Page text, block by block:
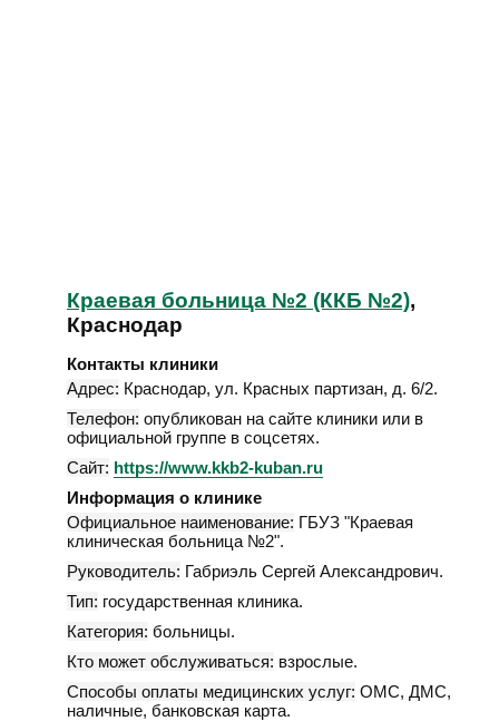
Краевая больница №2 (ККБ №2),
Краснодар
Контакты клиники
Адрес: Краснодар, ул. Красных партизан, д. 6/2.
Телефон: опубликован на сайте клиники или в
официальной группе в соцсетях.
Сайт: https://www.kkb2-kuban.ru
Информация о клинике
Официальное наименование: ГБУЗ "Краевая
клиническая больница №2".
Руководитель: Габриэль Сергей Александрович.
Тип: государственная клиника.
Категория: больницы.
Кто может обслуживаться: взрослые.
Способы оплаты медицинских услуг: ОМС, ДМС,
наличные, банковская карта.